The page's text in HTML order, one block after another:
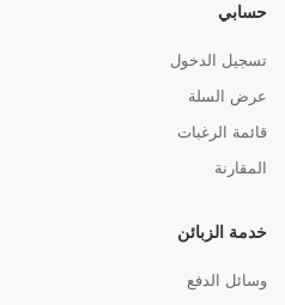
حسابي
تسجيل الدخول
عرض السلة
قائمة الرغبات
المقارنة
خدمة الزبائن
وسائل الدفع